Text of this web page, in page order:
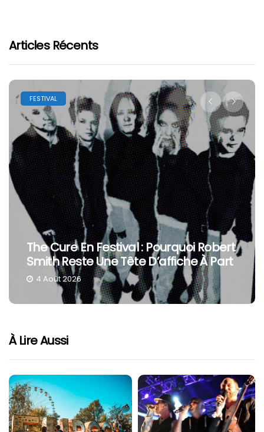
Articles Récents
FESTIVAL
The Cure En Festival : Pourquoi Robert
Smith Reste Une Tête D’affiche À Part
4 Août 2026
À Lire Aussi